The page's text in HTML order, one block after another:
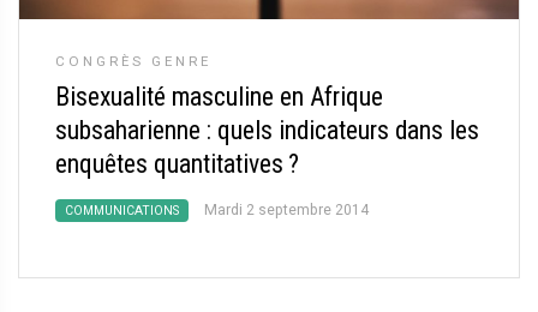
CONGRÈS GENRE
Bisexualité masculine en Afrique
subsaharienne : quels indicateurs dans les
enquêtes quantitatives ?
COMMUNICATIONS Mardi 2 septembre 2014